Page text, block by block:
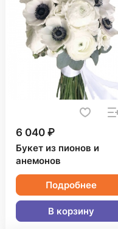
6 040 ₽
Букет из пионов и
анемонов
Подробнее
В корзину